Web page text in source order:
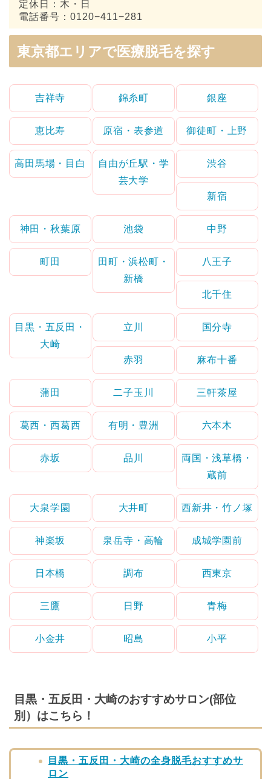
定休日：木・日
電話番号：0120−411−281
東京都エリアで医療脱毛を探す
吉祥寺 錦糸町 銀座
恵比寿 原宿・表参道 御徒町・上野
高田馬場・目白
自由が丘駅・学
芸大学
渋谷
新宿
神田・秋葉原 池袋 中野
町田
田町・浜松町・
新橋
八王子
北千住
目黒・五反田・
大崎
立川 国分寺
赤羽 麻布十番
蒲田 二子玉川 三軒茶屋
葛西・西葛西 有明・豊洲 六本木
赤坂 品川
両国・浅草橋・
蔵前
大泉学園 大井町 西新井・竹ノ塚
神楽坂 泉岳寺・高輪 成城学園前
日本橋 調布 西東京
三鷹 日野 青梅
小金井 昭島 小平
目黒・五反田・大崎のおすすめサロン(部位
別）はこちら！
目黒・五反田・大崎の全身脱毛おすすめサ
ロン